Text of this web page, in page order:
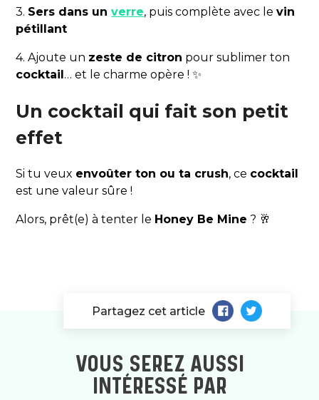
3. Sers dans unverre, puis complète avec levin
pétillant
4. Ajoute un zeste de citron pour sublimer ton
cocktail… et le charme opère ! ✨
Un cocktail qui fait son petit
effet
Si tu veux envoûter ton ou ta crush, ce cocktail
est une valeur sûre !
Alors, prêt(e) à tenter le Honey Be Mine ? 🥂
Partagez cet article
VOUS SEREZ AUSSI
INTÉRESSÉ PAR